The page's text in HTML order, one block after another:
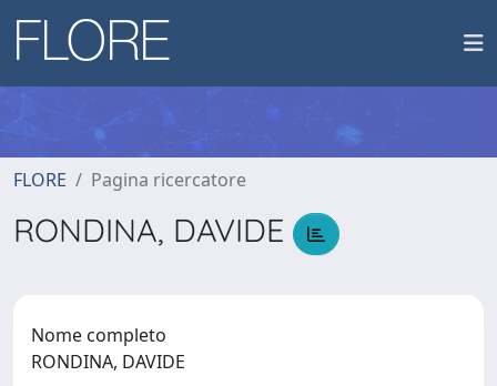
FLORE Pagina ricercatore
RONDINA, DAVIDE
Nome completo
RONDINA, DAVIDE